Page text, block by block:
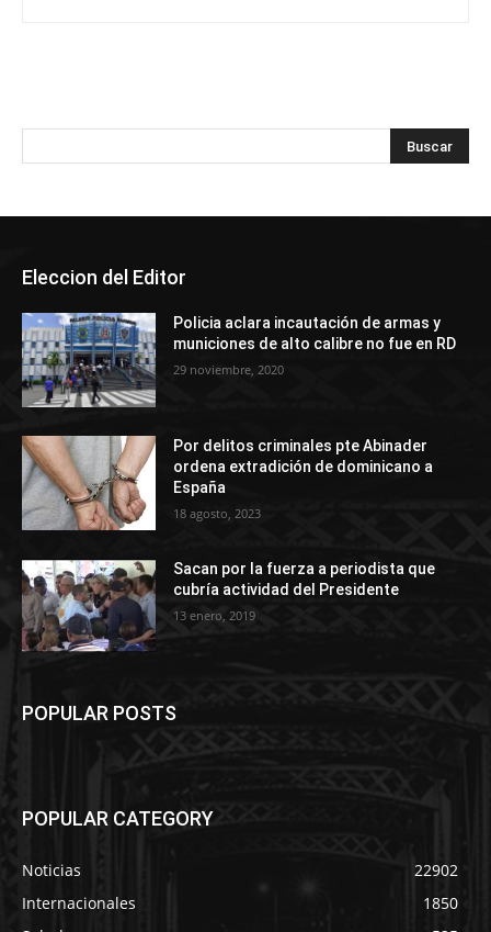
Eleccion del Editor
Policia aclara incautación de armas y
municiones de alto calibre no fue en RD
29 noviembre, 2020
Por delitos criminales pte Abinader
ordena extradición de dominicano a
España
18 agosto, 2023
Sacan por la fuerza a periodista que
cubría actividad del Presidente
13 enero, 2019
POPULAR POSTS
POPULAR CATEGORY
Noticias
22902
Internacionales
1850